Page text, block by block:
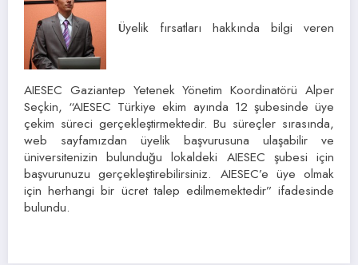
Üyelik fırsatları hakkında bilgi veren
AIESEC Gaziantep Yetenek Yönetim Koordinatörü Alper
Seçkin, “AIESEC Türkiye ekim ayında 12 şubesinde üye
çekim süreci gerçekleştirmektedir. Bu süreçler sırasında,
web sayfamızdan üyelik başvurusuna ulaşabilir ve
üniversitenizin bulunduğu lokaldeki AIESEC şubesi için
başvurunuzu gerçekleştirebilirsiniz. AIESEC’e üye olmak
için herhangi bir ücret talep edilmemektedir” ifadesinde
bulundu.